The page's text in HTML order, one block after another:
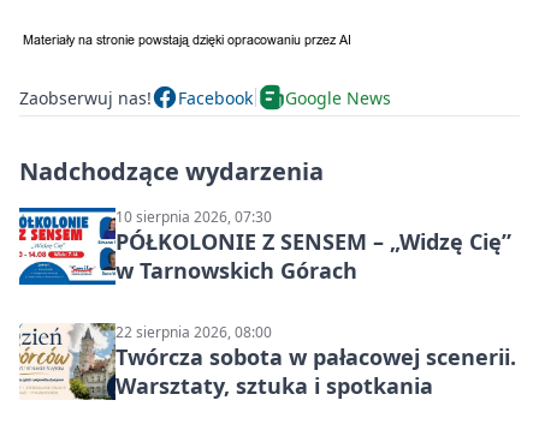
Zaobserwuj nas! Facebook Google News
Nadchodzące wydarzenia
10 sierpnia 2026, 07:30
PÓŁKOLONIE Z SENSEM – „Widzę Cię”
w Tarnowskich Górach
22 sierpnia 2026, 08:00
Twórcza sobota w pałacowej scenerii.
Warsztaty, sztuka i spotkania